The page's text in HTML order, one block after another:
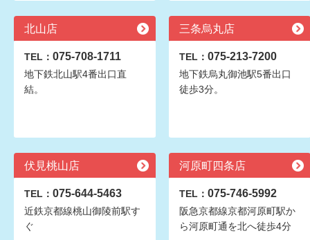
北山店
TEL： 075-708-1711
地下鉄北山駅4番出口直
結。
三条烏丸店
TEL： 075-213-7200
地下鉄烏丸御池駅5番出口
徒歩3分。
伏見桃山店
TEL： 075-644-5463
近鉄京都線桃山御陵前駅す
ぐ
河原町四条店
TEL： 075-746-5992
阪急京都線京都河原町駅か
ら河原町通を北へ徒歩4分